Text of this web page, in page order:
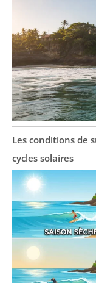
Les conditions de
cycles solaires